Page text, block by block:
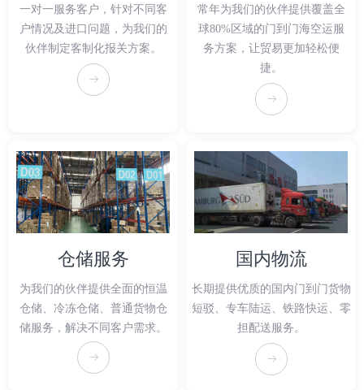
뀠
一对一服务客户，针对不同客
户情况及进口问题，为我们的
伙伴制定客制化报关方案。
뀠
常年为我们的伙伴提供覆盖全
球80%区域的门到门海空运服
务方案，让贸易更加轻松便
捷。
뀠
仓储服务
为我们的伙伴提供全面的恒温
仓储、冷冻仓储、普通货物仓
储服务，解决不同客户需求。
뀠
国内物流
长期提供优质的国内门到门货物
短驳、专车陆运、铁路快运、零
担配送服务。